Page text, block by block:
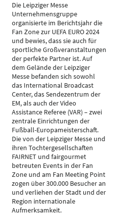
Die Leipziger Messe
Unternehmensgruppe
organisierte im Berichtsjahr die
Fan Zone zur UEFA EURO 2024
und bewies, dass sie auch für
sportliche Großveranstaltungen
der perfekte Partner ist. Auf
dem Gelände der Leipziger
Messe befanden sich sowohl
das International Broadcast
Center, das Sendezentrum der
EM, als auch der Video
Assistance Referee (VAR) – zwei
zentrale Einrichtungen der
Fußball-Europameisterschaft.
Die von der Leipziger Messe und
ihren Tochtergesellschaften
FAIRNET und fairgourmet
betreuten Events in der Fan
Zone und am Fan Meeting Point
zogen über 300.000 Besucher an
und verliehen der Stadt und der
Region internationale
Aufmerksamkeit.